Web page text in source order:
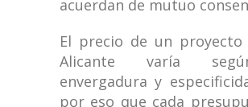
acuerdan de mutuo
El precio de un proyecto
Alicante varía
envergadura y
por eso que cada